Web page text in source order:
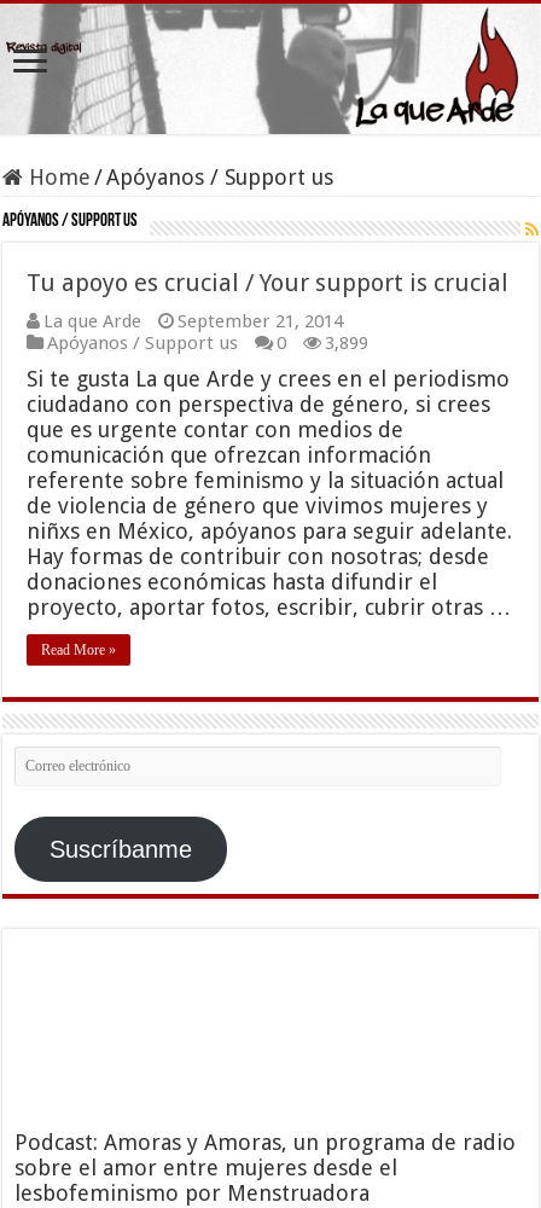
Home /Apóyanos / Support us
Apóyanos / Support us
Tu apoyo es crucial / Your support is crucial
La que Arde
September 21, 2014
Apóyanos / Support us
0 3,899
Si te gusta La que Arde y crees en el periodismo
ciudadano con perspectiva de género, si crees
que es urgente contar con medios de
comunicación que ofrezcan información
referente sobre feminismo y la situación actual
de violencia de género que vivimos mujeres y
niñxs en México, apóyanos para seguir adelante.
Hay formas de contribuir con nosotras; desde
donaciones económicas hasta difundir el
proyecto, aportar fotos, escribir, cubrir otras …
Read More »
Correo
electrónico
Suscríbanme
Podcast: Amoras y Amoras, un programa de radio
sobre el amor entre mujeres desde el
lesbofeminismo por Menstruadora